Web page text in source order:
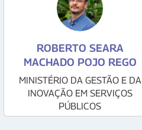
ROBERTO SEARA
MACHADO POJO REGO
MINISTÉRIO DA GESTÃO E DA
INOVAÇÃO EM SERVIÇOS
PÚBLICOS